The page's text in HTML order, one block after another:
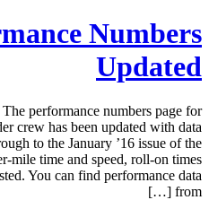
Numbers
Updated
performance numbers page for
crew has been updated with data
to the January ’16 issue of the
mile time and speed, roll-on times
You can find performance data
from […]